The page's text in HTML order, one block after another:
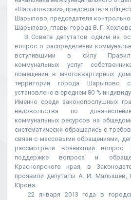
«Шарыповский», председателя
Шарыпово, председателя
Шарыпово, главы города В. Г.
В Совете депутатов одним из
вопрос о распределении
вступившими в силу
коммунальных услуг
помещений в многоквартирных
территории города Шарыпово
установлено в среднем 80 %
Именно среди законопослушных
недовольства по
коммунальных ресурсов на
систематически обращались с
связи с массовыми обращениями,
рассмотрели возникший
поддержке вопроса и
Красноярского края, в
проявили депутаты А. И.
Юрова.
22 января 2013 года в